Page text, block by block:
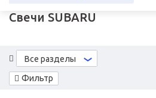
Свечи SUBARU
Фильтр
Все разделы